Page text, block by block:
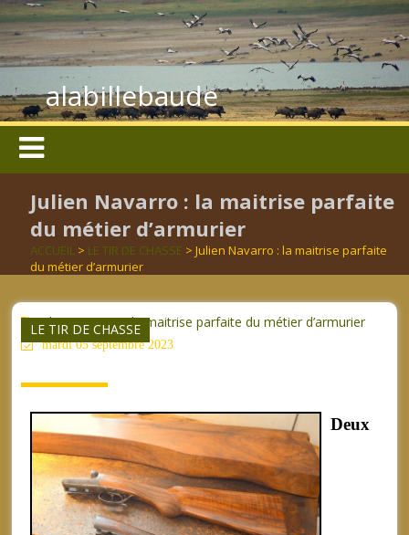
alabillebaude
Julien Navarro : la maitrise parfaite
du métier d’armurier
ACCUEIL > LE TIR DE CHASSE > Julien Navarro : la maitrise parfaite
du métier d’armurier
LE TIR DE CHASSE
Julien Navarro : la maitrise parfaite du métier d’armurier
mardi 05 septembre 2023
Deux